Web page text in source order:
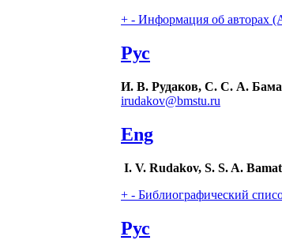
+ - Информация об авторах
Рус
И. В. Рудаков, С. С. А.
irudakov@bmstu.ru
Eng
I. V. Rudakov, S. S. A.
+ - Библиографический
Рус